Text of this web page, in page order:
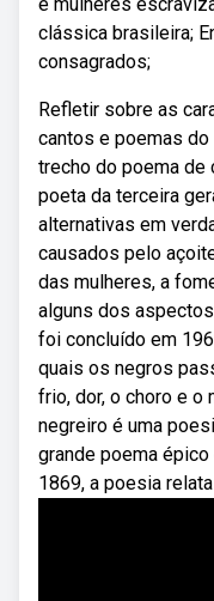
clássica brasileira;
consagrados;
Refletir sobre as
cantos e poemas
trecho do poema de
poeta da terceira
alternativas em
causados pelo
das mulheres, a
alguns dos
foi concluído em
quais os negros
frio, dor, o choro e o
negreiro é uma
grande poema
1869, a poesia